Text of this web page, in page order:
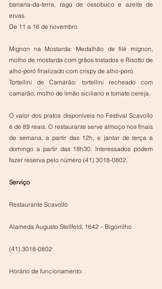
banana-da-terra, ragú de ossobuco e azeite de
ervas.
De 11 a 16 de novembro
Mignon na Mostarda: Medalhão de filé mignon,
molho de mostarda com grãos tostados e Risotto de
alho-poró finalizado com crispy de alho-poró.
Tortellini de Camarão: tortellini recheado com
camarão, molho de limão siciliano e tomate cereja.
O valor dos pratos disponíveis no Festival Scavollo
é de 89 reais. O restaurante serve almoço nos finais
de semana, a partir das 12h, e jantar de terça a
domingo a partir das 18h30. Interessados podem
fazer reserva pelo número (41) 3018-0802.
Serviço
Restaurante Scavollo
Alameda Augusto Stellfeld, 1642 – Bigorrilho
(41) 3018-0802
Horário de funcionamento: